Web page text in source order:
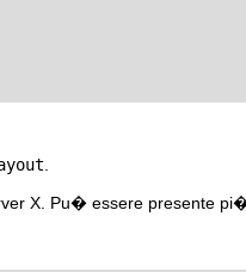
X. Pu� essere presente